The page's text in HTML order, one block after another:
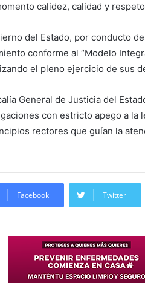
calidez, calidad y
del Estado, por conducto
conforme al “Modelo
el pleno ejercicio de sus
General de Justicia del
con estricto apego a la
rectores que guían la
Facebook Twitter